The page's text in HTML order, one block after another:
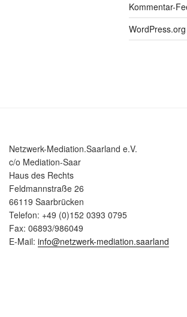
Kommentar-
WordPress.org
Netzwerk-Mediation.Saarland e.V.
c/o Mediation-Saar
Haus des Rechts
Feldmannstraße 26
66119 Saarbrücken
Telefon: +49 (0)152 0393 0795
Fax: 06893/986049
E-Mail: info@netzwerk-mediation.saarland